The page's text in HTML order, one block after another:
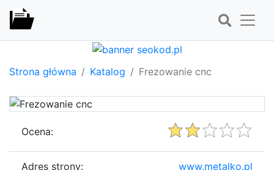
Strona główna Katalog Frezowanie cnc
Ocena:
Adres strony: www.metalko.pl